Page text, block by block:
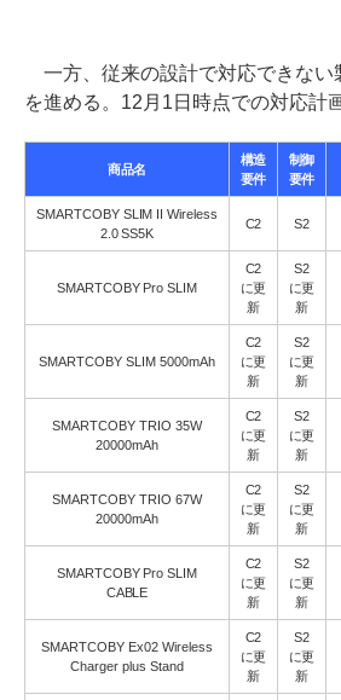
一方、従来の設計で対応できない
を進める。12月1日時点での対応計
商品名
構造
要件
制御
要件
SMARTCOBY SLIM II Wireless
2.0 SS5K
C2 S2
SMARTCOBY Pro SLIM
C2
に更
新
S2
に更
新
SMARTCOBY SLIM 5000mAh
C2
に更
新
S2
に更
新
SMARTCOBY TRIO 35W
20000mAh
C2
に更
新
S2
に更
新
SMARTCOBY TRIO 67W
20000mAh
C2
に更
新
S2
に更
新
SMARTCOBY Pro SLIM
CABLE
C2
に更
新
S2
に更
新
SMARTCOBY Ex02 Wireless
Charger plus Stand
C2
に更
新
S2
に更
新